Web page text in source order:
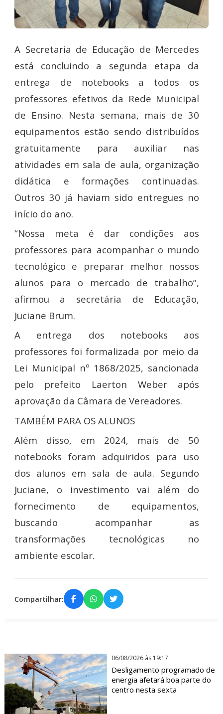
A Secretaria de Educação de Mercedes
está concluindo a segunda etapa da
entrega de notebooks a todos os
professores efetivos da Rede Municipal
de Ensino. Nesta semana, mais de 30
equipamentos estão sendo distribuídos
gratuitamente para auxiliar nas
atividades em sala de aula, organização
didática e formações continuadas.
Outros 30 já haviam sido entregues no
início do ano.
“Nossa meta é dar condições aos
professores para acompanhar o mundo
tecnológico e preparar melhor nossos
alunos para o mercado de trabalho”,
afirmou a secretária de Educação,
Juciane Brum.
A entrega dos notebooks aos
professores foi formalizada por meio da
Lei Municipal nº 1868/2025, sancionada
pelo prefeito Laerton Weber após
aprovação da Câmara de Vereadores.
TAMBÉM PARA OS ALUNOS
Além disso, em 2024, mais de 50
notebooks foram adquiridos para uso
dos alunos em sala de aula. Segundo
Juciane, o investimento vai além do
fornecimento de equipamentos,
buscando acompanhar as
transformações tecnológicas no
ambiente escolar.
Compartilhar:
06/08/2026 às 19:17
Desligamento programado de
energia afetará boa parte do
centro nesta sexta